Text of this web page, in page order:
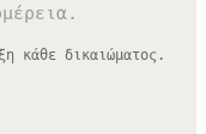
κάθε δικαιώματος.